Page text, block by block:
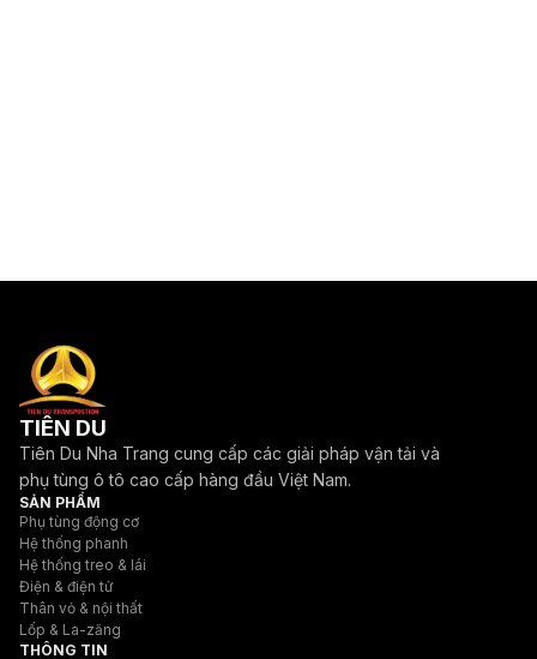
TIÊN DU
Tiên Du Nha Trang cung cấp các giải pháp vận tải và
phụ tùng ô tô cao cấp hàng đầu Việt Nam.
SẢN PHẨM
Phụ tùng động cơ
Hệ thống phanh
Hệ thống treo & lái
Điện & điện tử
Thân vỏ & nội thất
Lốp & La-zăng
THÔNG TIN